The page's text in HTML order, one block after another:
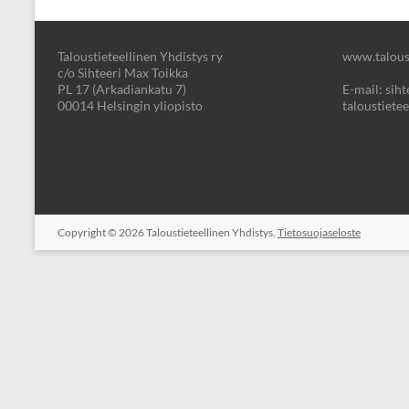
Taloustieteellinen Yhdistys ry
c/o Sihteeri Max Toikka
PL 17 (Arkadiankatu 7)
00014 Helsingin yliopisto
E-mail:
Copyright © 2026Taloustieteellinen Yhdistys. Tietosuojaseloste